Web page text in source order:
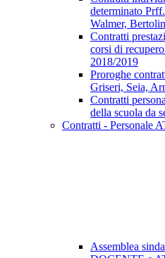
determinato
Walmer,
Contratti
corsi di
2018/2019
Proroghe
Griseri, Seia,
Contratti
della scuola da
Contratti - Personale
Assemblea